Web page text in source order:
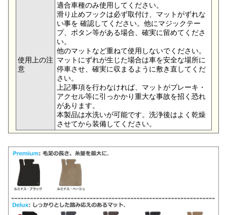
使用上の注
意
適合車種のみ使用してください。
滑り止めフックは必ず取付け、マットがずれな
い事を 確認してください。他にマジックテー
プ、ボタン等がある場合、確実に留めてくださ
い。
他のマットなど重ねて使用しないでください。
マットにずれが生じた場合は車を安全な場所に
停車させ、確実に収まるように敷き直してくだ
さい。
上記事項を行わなければ、マットがブレーキ・
アクセル等に引っかかり重大な事故を招く恐れ
があります。
本製品は水洗いが可能です。洗浄後はよく乾燥
させてから装備してください。